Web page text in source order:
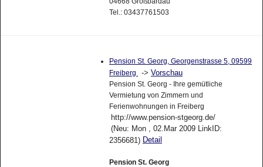
Tel.: 03437761503
Pension St. Georg, Georgenstrasse 5, 09599
Freiberg
-> Vorschau
Pension St. Georg - Ihre gemütliche
Vermietung von Zimmern und
Ferienwohnungen in Freiberg
http://www.pension-stgeorg.de/
(Neu: Mon , 02.Mar 2009 LinkID:
2356681) Detail
Pension St. Georg